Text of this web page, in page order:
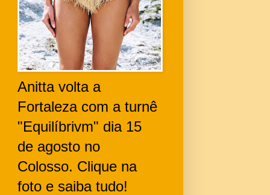
Anitta volta a
Fortaleza com a turnê
"Equilíbrivm" dia 15
de agosto no
Colosso. Clique na
foto e saiba tudo!